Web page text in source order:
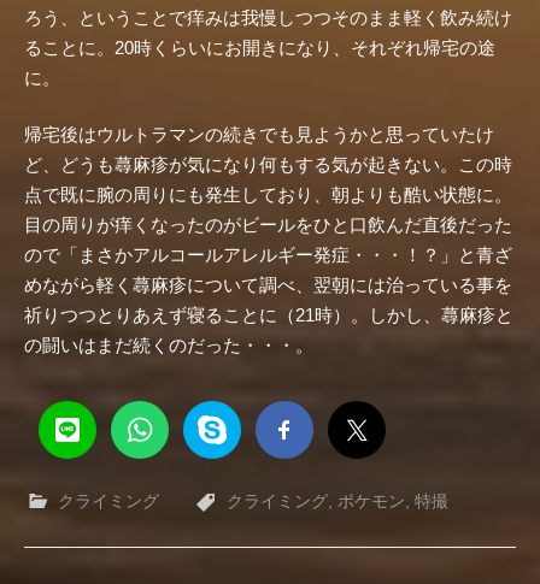
ろう、ということで痒みは我慢しつつそのまま軽く飲み続け
ることに。20時くらいにお開きになり、それぞれ帰宅の途
に。
帰宅後はウルトラマンの続きでも見ようかと思っていたけ
ど、どうも蕁麻疹が気になり何もする気が起きない。この時
点で既に腕の周りにも発生しており、朝よりも酷い状態に。
目の周りが痒くなったのがビールをひと口飲んだ直後だった
ので「まさかアルコールアレルギー発症・・・！？」と青ざ
めながら軽く蕁麻疹について調べ、翌朝には治っている事を
祈りつつとりあえず寝ることに（21時）。しかし、蕁麻疹と
の闘いはまだ続くのだった・・・。
クライミング クライミング, ポケモン, 特撮